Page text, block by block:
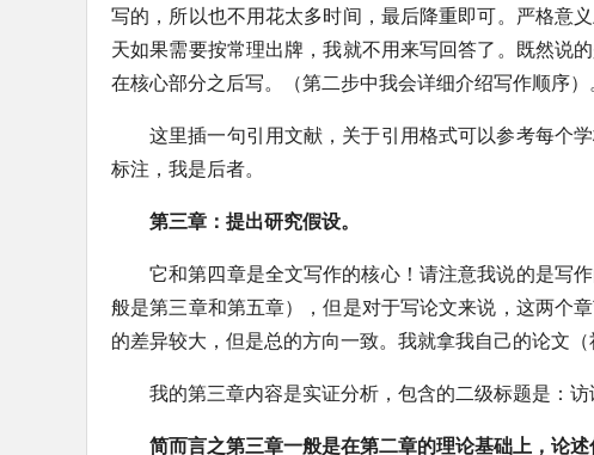
写的，所以也不用花太多时间，最后降重即可。严格意
天如果需要按常理出牌，我就不用来写回答了。既然说
在核心部分之后写。（第二步中我会详细介绍写作顺序）。
这里插一句引用文献，关于引用格式可以参考每个
标注，我是后者。
第三章：提出研究假设。
它和第四章是全文写作的核心！请注意我说的是写
般是第三章和第五章），但是对于写论文来说，这两个
的差异较大，但是总的方向一致。我就拿我自己的论文（
我的第三章内容是实证分析，包含的二级标题是：
简而言之第三章一般是在第二章的理论基础上，论